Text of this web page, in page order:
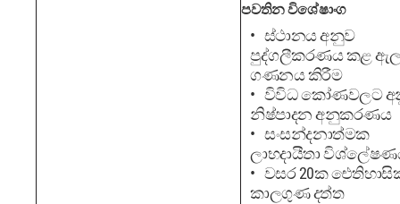
පවතින විශේෂාංග
ස්ථානය අනුව
පුද්ගලීකරණය කළ ඇල
ගණනය කිරීම
විවිධ කෝණවලට
නිෂ්පාදන අනුකරණය
සංසන්දනාත්මක
ලාභදායීතා
වසර 20ක
කාලගුණ දත්ත